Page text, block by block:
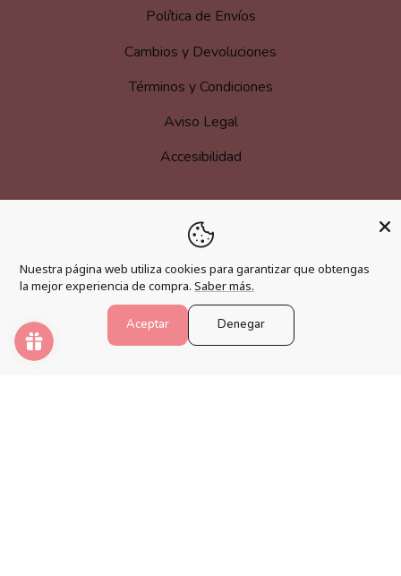
Política de Envíos
Cambios y Devoluciones
Términos y Condiciones
Aviso Legal
Accesibilidad
MÁS INFORMACIÓN
Hazte afiliado
Programa de fidelización
Preguntas frecuentes
Nuestra página web utiliza cookies para garantizar que obtengas
la mejor experiencia de compra. Saber más.
Aceptar Denegar